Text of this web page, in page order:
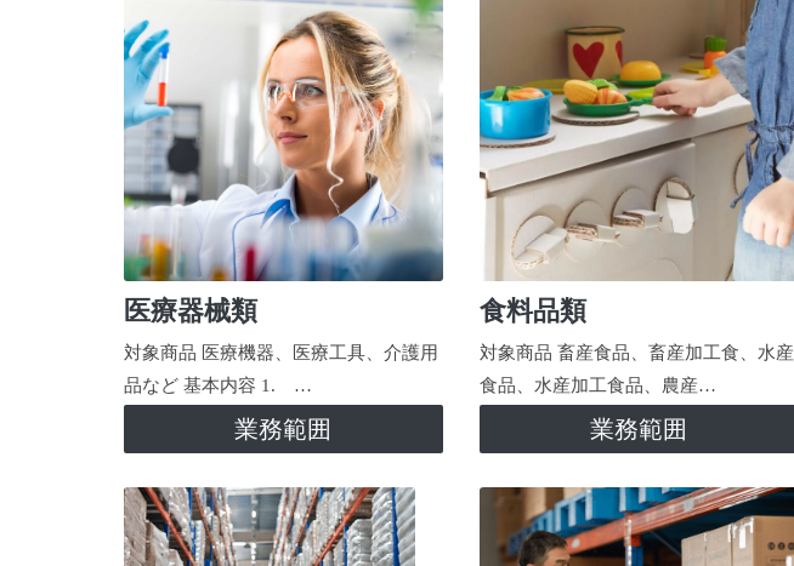
医療器械類
対象商品 医療機器、医療工具、介護用
品など 基本内容 1. …
業務範囲
食料品類
対象商品 畜産食品、畜産加工食、水産
食品、水産加工食品、農産…
業務範囲